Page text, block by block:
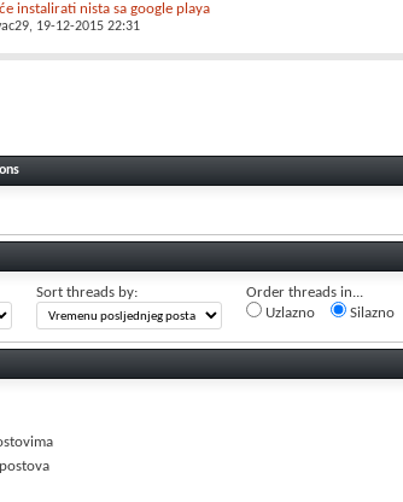
instalirati nista sa google playa
, 19-12-2015 22:31
Sort threads by:
Order threads in...
Uzlazno
Silazno